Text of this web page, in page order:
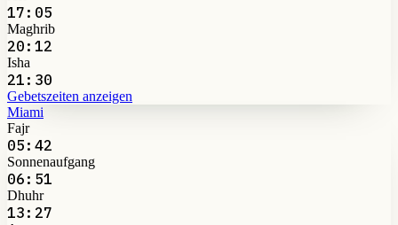
17:05
Maghrib
20:12
Isha
21:30
Gebetszeiten anzeigen
Miami
Fajr
05:42
Sonnenaufgang
06:51
Dhuhr
13:27